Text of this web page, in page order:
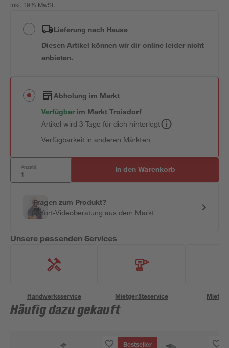
inkl. 19% MwSt.
Lieferung nach Hause
Diesen Artikel können wir dir online leider nicht
anbieten.
Abholung im Markt
Verfügbar im MarktTroisdorf
Artikel wird 3 Tage für dich hinterlegt
Verfügbarkeit in anderen Märkten
Anzahl: In den Warenkorb
Fragen zum Produkt?
Sofort-Videoberatung aus dem Markt
Unsere passenden Services
Handwerksservice Mietgeräteservice
Häufig dazu gekauft
Bestseller